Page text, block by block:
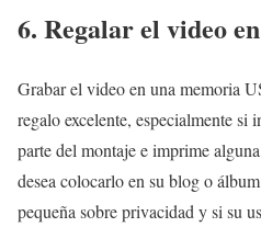
6. Regalar el video
Grabar el video en una memoria
regalo excelente, especialmente si
parte del montaje e imprime
desea colocarlo en su blog o
pequeña sobre privacidad y si su